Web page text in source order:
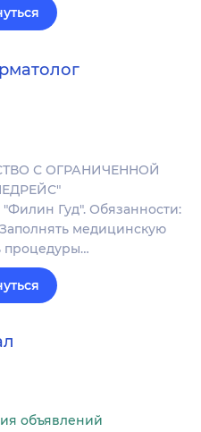
С ОГРАНИЧЕННОЙ
Гуд". Обязанности:
медицинскую
процедуры…
объявлений